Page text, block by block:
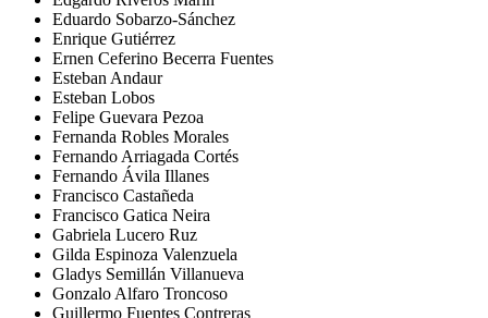
Eduardo Sobarzo-Sánchez
Enrique Gutiérrez
Ernen Ceferino Becerra Fuentes
Esteban Andaur
Esteban Lobos
Felipe Guevara Pezoa
Fernanda Robles Morales
Fernando Arriagada Cortés
Fernando Ávila Illanes
Francisco Castañeda
Francisco Gatica Neira
Gabriela Lucero Ruz
Gilda Espinoza Valenzuela
Gladys Semillán Villanueva
Gonzalo Alfaro Troncoso
Guillermo Fuentes Contreras